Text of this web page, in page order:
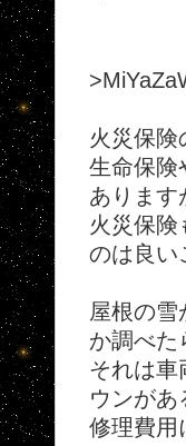
火災保険
生命保険
あります
火災保
のは良い
屋根の
か調べた
それは車
ウンがあ
修理費用